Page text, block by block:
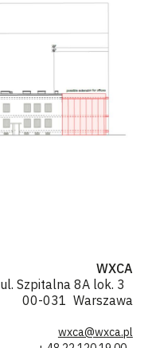
WXCA
ul. Szpitalna 8A lok. 3
00-031 Warszawa
wxca@wxca.pl